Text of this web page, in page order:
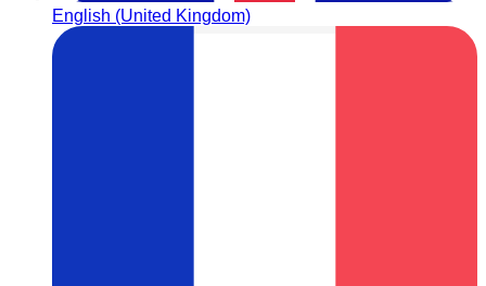
English (United Kingdom)